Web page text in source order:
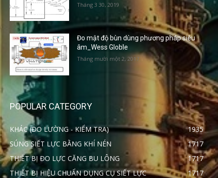
Tháng 3 30, 2019
Đo mật độ bùn dùng phương pháp siêu
âm_Wess Globle
Tháng mười một 2, 2017
POPULAR CATEGORY
KHÁC (ĐO LƯỜNG - KIỂM TRA)
1935
SÚNG SIẾT LỰC BẰNG KHÍ NÉN
1717
THIẾT BỊ ĐO LỰC CĂNG BU LÔNG
1717
THIẾT BỊ HIỆU CHUẨN DỤNG CỤ SIẾT LỰC
1717